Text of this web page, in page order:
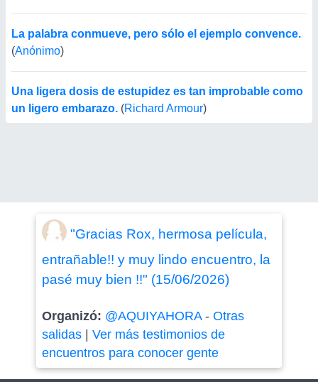
La palabra conmueve, pero sólo el ejemplo convence.
(Anónimo)
Una ligera dosis de estupidez es tan improbable como
un ligero embarazo. (Richard Armour)
"Gracias Rox, hermosa película,
entrañable!! y muy lindo encuentro, la
pasé muy bien !!" (15/06/2026)
Organizó: @AQUIYAHORA- Otras
salidas| Ver más testimonios de
encuentros para conocer gente